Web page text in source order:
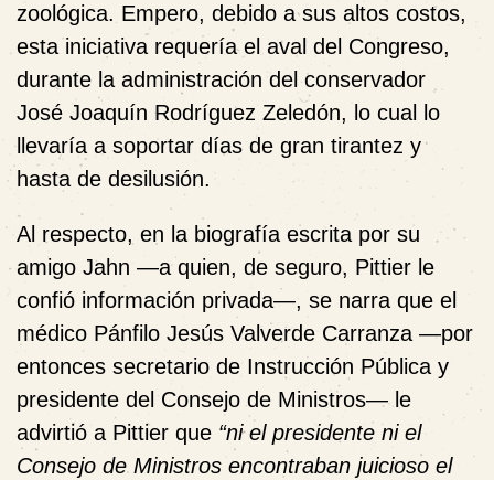
zoológica. Empero, debido a sus altos costos,
esta iniciativa requería el aval del Congreso,
durante la administración del conservador
José Joaquín Rodríguez Zeledón, lo cual lo
llevaría a soportar días de gran tirantez y
hasta de desilusión.
Al respecto, en la biografía escrita por su
amigo Jahn —a quien, de seguro, Pittier le
confió información privada—, se narra que el
médico Pánfilo Jesús Valverde Carranza —por
entonces secretario de Instrucción Pública y
presidente del Consejo de Ministros— le
advirtió a Pittier que “ni el presidente ni el
Consejo de Ministros encontraban juicioso el